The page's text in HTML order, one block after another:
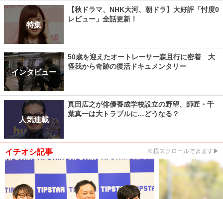
特集
【秋ドラマ、NHK大河、朝ドラ】大好評「忖度0
レビュー」全話更新！
インタビュー
50歳を迎えたオートレーサー森且行に密着 大
怪我から奇跡の復活ドキュメンタリー
人気連載
真田広之が俳優養成学校設立の野望、師匠・千
葉真一は大トラブルに…どうなる？
イチオシ記事 ※横スクロールできます▶